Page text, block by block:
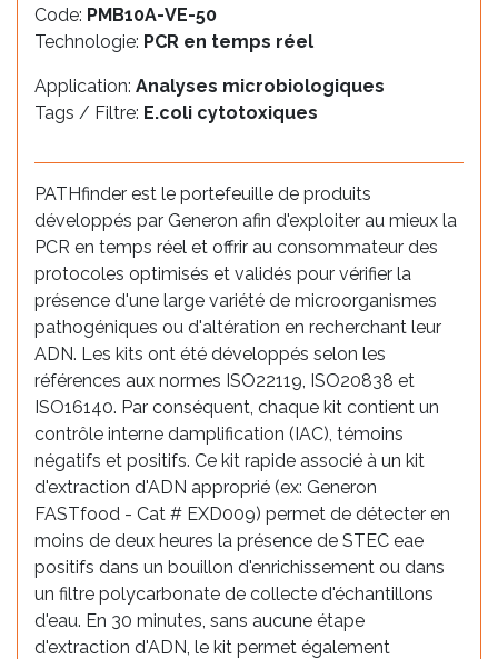
Code: PMB10A-VE-50
Technologie: PCR en temps réel
Application: Analyses microbiologiques
Tags / Filtre: E.coli cytotoxiques
PATHfinder est le portefeuille de produits
développés par Generon afin d'exploiter au mieux la
PCR en temps réel et offrir au consommateur des
protocoles optimisés et validés pour vérifier la
présence d'une large variété de microorganismes
pathogéniques ou d'altération en recherchant leur
ADN. Les kits ont été développés selon les
références aux normes ISO22119, ISO20838 et
ISO16140. Par conséquent, chaque kit contient un
contrôle interne damplification (IAC), témoins
négatifs et positifs. Ce kit rapide associé à un kit
d'extraction d'ADN approprié (ex: Generon
FASTfood - Cat # EXD009) permet de détecter en
moins de deux heures la présence de STEC eae
positifs dans un bouillon d'enrichissement ou dans
un filtre polycarbonate de collecte d'échantillons
d'eau. En 30 minutes, sans aucune étape
d'extraction d'ADN, le kit permet également